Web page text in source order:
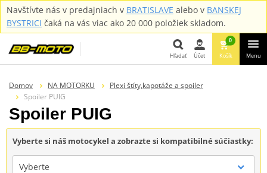
Navštívte nás v predajniach v BRATISLAVE alebo v BANSKEJ
BYSTRICI čaká na vás viac ako 20 000 položiek skladom.
Hľadať Účet
0
Košík Menu
Domov NA MOTORKU
Plexi štíty,kapotáže a spoiler
Spoiler PUIG
Spoiler PUIG
Vyberte si náš motocykel a zobrazte si kompatibilné súčiastky:
Vyberte